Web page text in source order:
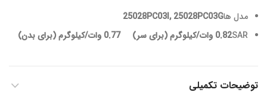
مدل ها25028PC03I, 25028PC03G
SAR0.82 وات/کیلوگرم (برای سر) 0.77 وات/کیلوگرم (برای بدن)
توضیحات تکمیلی